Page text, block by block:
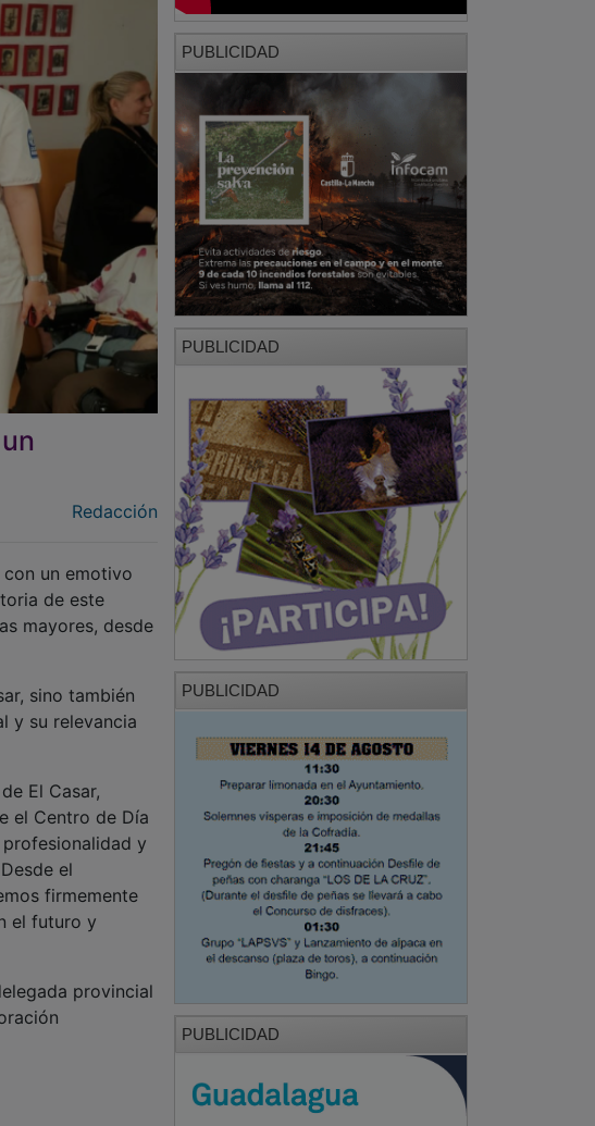
Redacción
un emotivo
de este
mayores, desde
sino también
y su relevancia
El Casar,
el Centro de Día
y
el
firmemente
el futuro y
provincial
PUBLICIDAD
PUBLICIDAD
PUBLICIDAD
PUBLICIDAD